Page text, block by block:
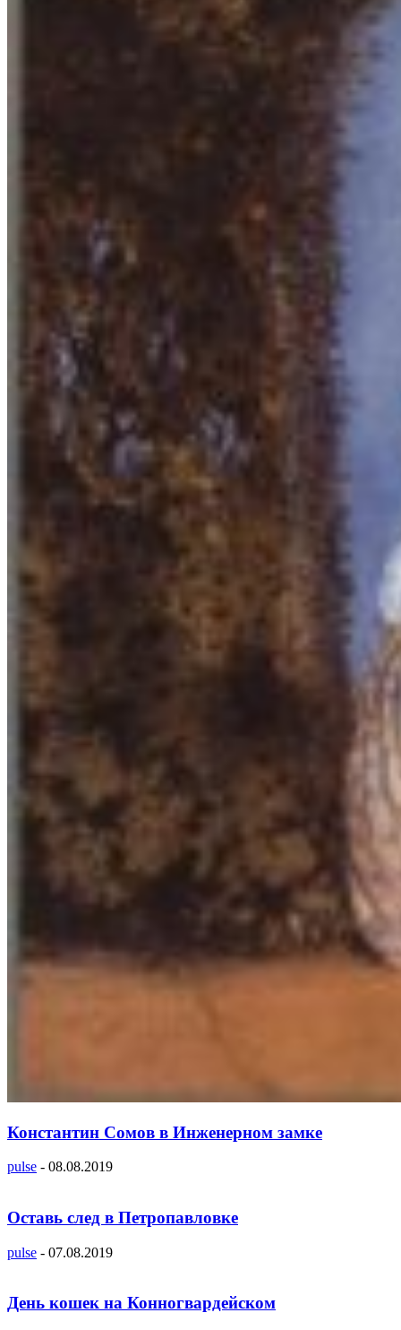
Константин Сомов в Инженерном замке
pulse - 08.08.2019
Оставь след в Петропавловке
pulse - 07.08.2019
День кошек на Конногвардейском